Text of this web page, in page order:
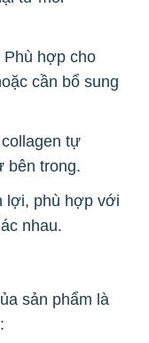
Phù hợp cho
cần bổ sung
tự
bên trong.
lợi, phù hợp với
nhau.
sản phẩm là